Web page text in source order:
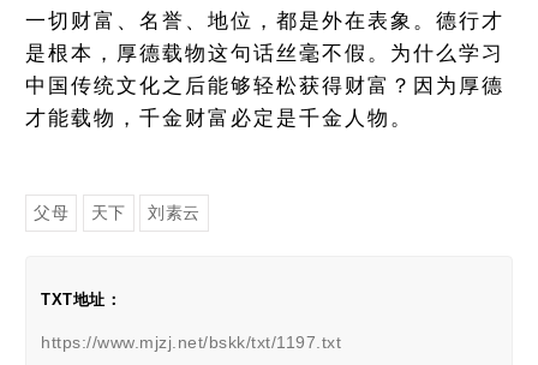
一切财富、名誉、地位，都是外在表象。德行才
是根本，厚德载物这句话丝毫不假。为什么学习
中国传统文化之后能够轻松获得财富？因为厚德
才能载物，千金财富必定是千金人物。
父母 天下 刘素云
TXT地址：
https://www.mjzj.net/bskk/txt/1197.txt